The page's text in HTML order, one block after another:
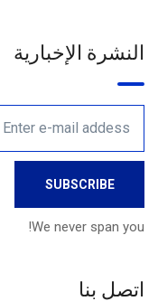
النشرة الإخبارية
We never span you!
اتصل بنا